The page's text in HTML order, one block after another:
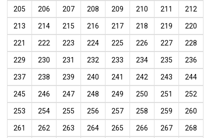
205 206 207 208 209 210 211 212
213 214 215 216 217 218 219 220
221 222 223 224 225 226 227 228
229 230 231 232 233 234 235 236
237 238 239 240 241 242 243 244
245 246 247 248 249 250 251 252
253 254 255 256 257 258 259 260
261 262 263 264 265 266 267 268